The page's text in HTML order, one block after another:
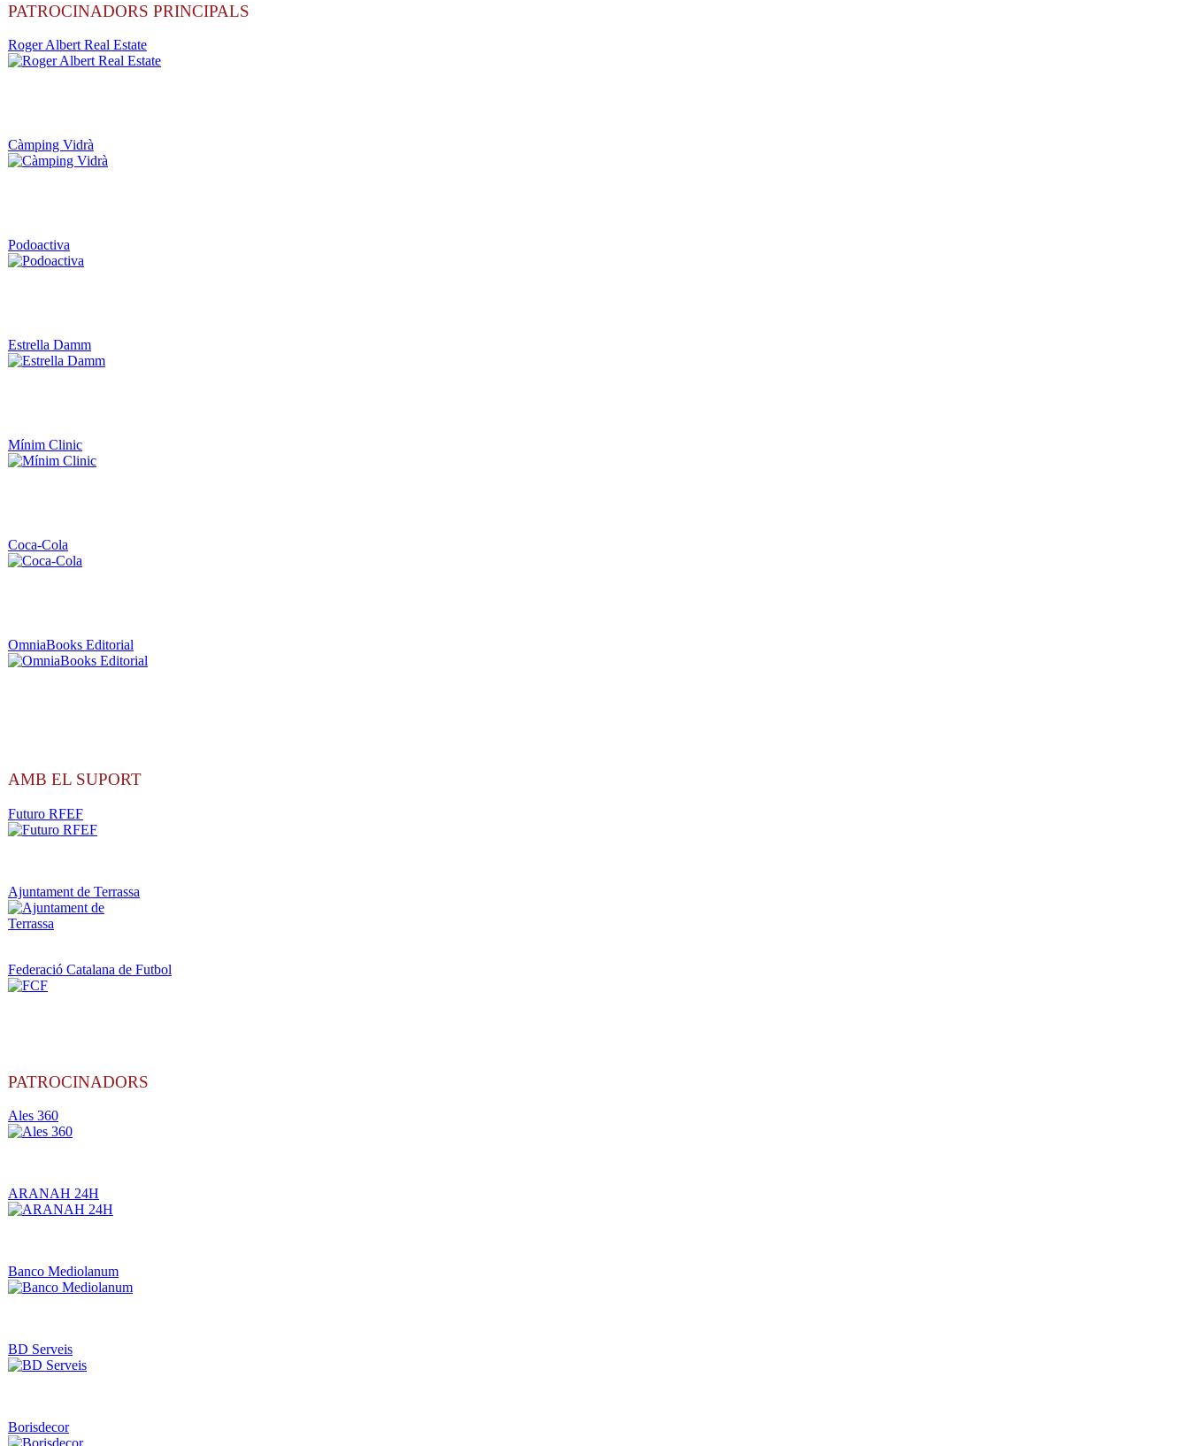
PATROCINADORS PRINCIPALS
Roger Albert Real Estate
Càmping Vidrà
Podoactiva
Estrella Damm
Mínim Clinic
Coca-Cola
OmniaBooks Editorial
AMB EL SUPORT
Futuro RFEF
Ajuntament de Terrassa
Federació Catalana de Futbol
PATROCINADORS
Ales 360
ARANAH 24H
Banco Mediolanum
BD Serveis
Borisdecor